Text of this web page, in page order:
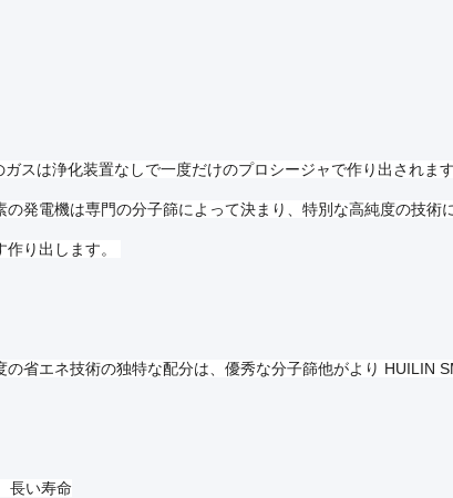
ガスは浄化装置なしで一度だけのプロシージャで作り出されま
の発電機は専門の分子篩によって決まり、特別な高純度の技
作り出します。
の省エネ技術の独特な配分は、優秀な分子篩他がより HUILIN
長い寿命